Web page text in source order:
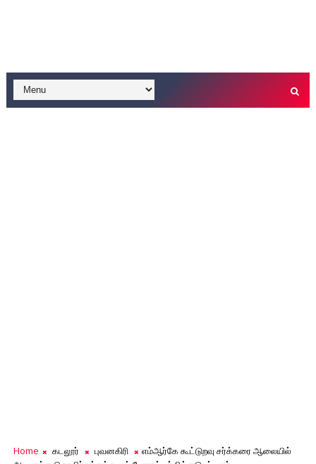
Home கடலூர் புவனகிரி
எம்ஆர்கே கூட்டுறவு சர்க்கரை ஆலையில்